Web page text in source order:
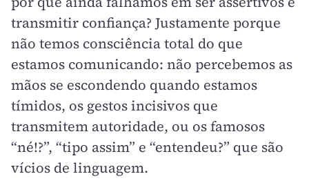
transmitir confiança? Justamente porque
não temos consciência total do que
estamos comunicando: não percebemos as
mãos se escondendo quando estamos
tímidos, os gestos incisivos que
transmitem autoridade, ou os famosos
“né!?”, “tipo assim” e “entendeu?” que são
vícios de linguagem.